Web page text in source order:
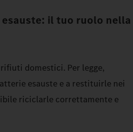
il tuo ruolo nella
domestici. Per legge,
esauste e a restituirle nei
riciclarle correttamente e